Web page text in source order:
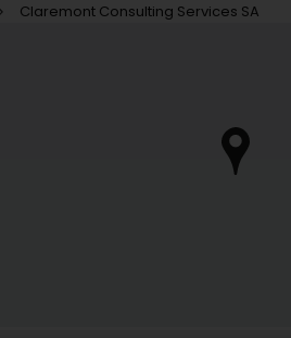
Claremont Consulting Services SA